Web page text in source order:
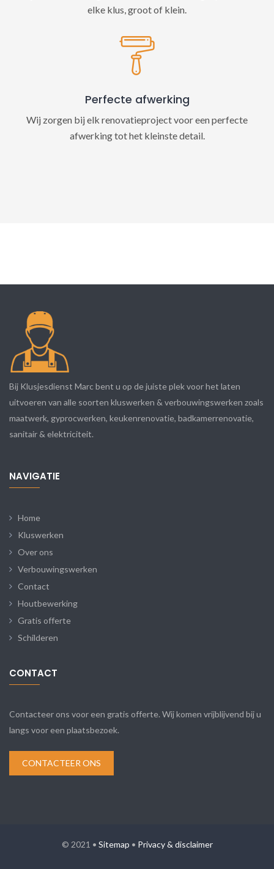
elke klus, groot of klein.
Perfecte afwerking
Wij zorgen bij elk renovatieproject voor een perfecte
afwerking tot het kleinste detail.
Bij Klusjesdienst Marc bent u op de juiste plek voor het laten
uitvoeren van alle soorten kluswerken & verbouwingswerken zoals
maatwerk, gyprocwerken, keukenrenovatie, badkamerrenovatie,
sanitair & elektriciteit.
NAVIGATIE
Home
Kluswerken
Over ons
Verbouwingswerken
Contact
Houtbewerking
Gratis offerte
Schilderen
CONTACT
Contacteer ons voor een gratis offerte. Wij komen vrijblijvend bij u
langs voor een plaatsbezoek.
CONTACTEER ONS
© 2021 • Sitemap • Privacy & disclaimer